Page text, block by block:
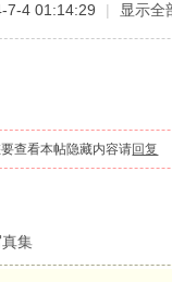
7-4 01:14:29 | 显示全
查看本帖隐藏内容请回复
集